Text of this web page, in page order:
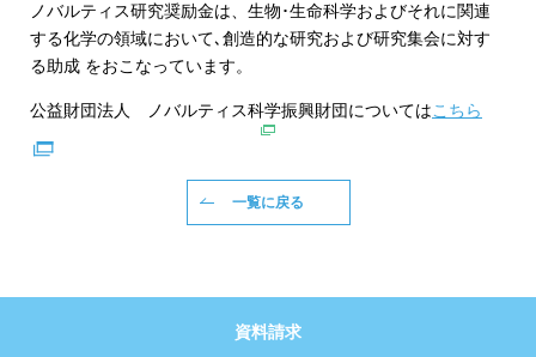
ノバルティス研究奨励金は、生物･生命科学およびそれに関連
する化学の領域において､創造的な研究および研究集会に対す
る助成 をおこなっています。
公益財団法人 ノバルティス科学振興財団についてはこちら
一覧に戻る
資料請求